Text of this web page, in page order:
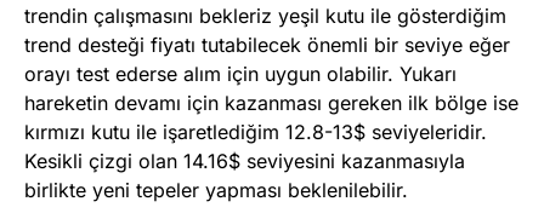
trendin çalışmasını bekleriz yeşil kutu ile gösterdiğim
trend desteği fiyatı tutabilecek önemli bir seviye eğer
orayı test ederse alım için uygun olabilir. Yukarı
hareketin devamı için kazanması gereken ilk bölge ise
kırmızı kutu ile işaretlediğim 12.8-13$ seviyeleridir.
Kesikli çizgi olan 14.16$ seviyesini kazanmasıyla
birlikte yeni tepeler yapması beklenilebilir.